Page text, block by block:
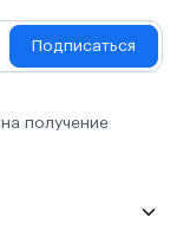
Подписаться
получение